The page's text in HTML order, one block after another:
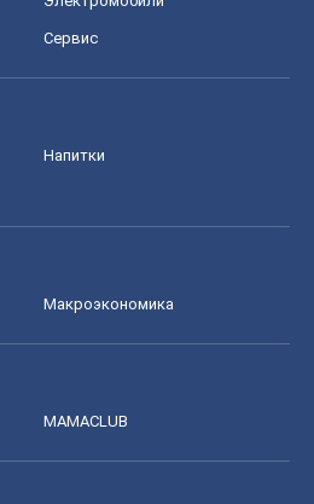
Сервис
Напитки
Mакроэкономика
MAMACLUB